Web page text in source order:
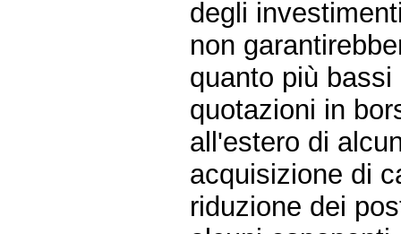
degli
non
quanto più
quotazioni in
all'estero di
acquisizione di
riduzione dei